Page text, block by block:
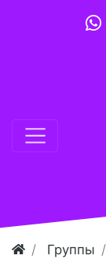
Группы